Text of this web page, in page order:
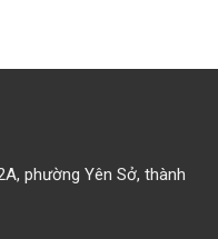
phường Yên Sở, thành